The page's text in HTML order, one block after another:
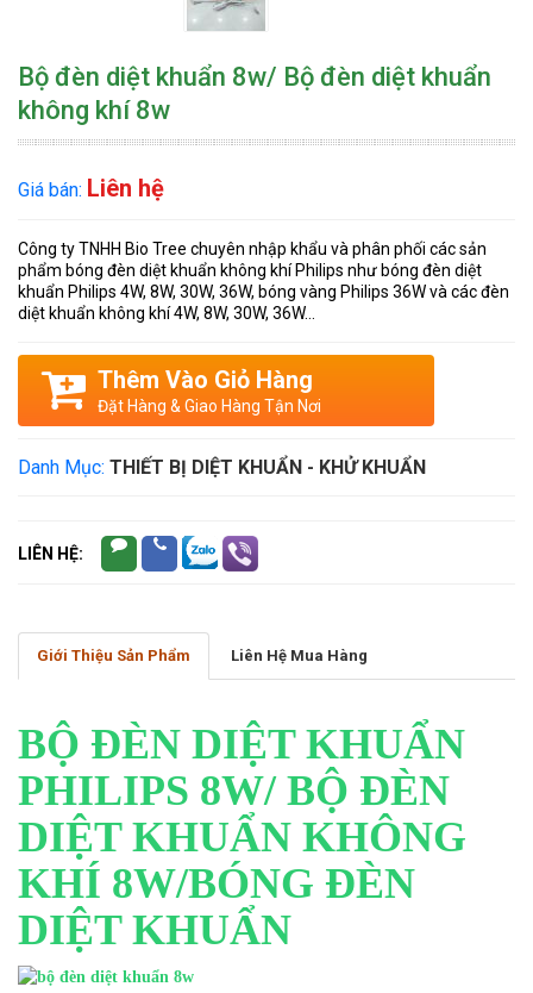
Bộ đèn diệt khuẩn 8w/ Bộ đèn diệt khuẩn
không khí 8w
Giá bán: Liên hệ
Công ty TNHH Bio Tree chuyên nhập khẩu và phân phối các sản
phẩm bóng đèn diệt khuẩn không khí Philips như bóng đèn diệt
khuẩn Philips 4W, 8W, 30W, 36W, bóng vàng Philips 36W và các đèn
diệt khuẩn không khí 4W, 8W, 30W, 36W...
Thêm Vào Giỏ Hàng
Đặt Hàng & Giao Hàng Tận Nơi
Danh Mục: THIẾT BỊ DIỆT KHUẨN - KHỬ KHUẨN
LIÊN HỆ:
Giới Thiệu Sản Phẩm Liên Hệ Mua Hàng
BỘ ĐÈN DIỆT KHUẨN
PHILIPS 8W/ BỘ ĐÈN
DIỆT KHUẨN KHÔNG
KHÍ 8W/BÓNG ĐÈN
DIỆT KHUẨN